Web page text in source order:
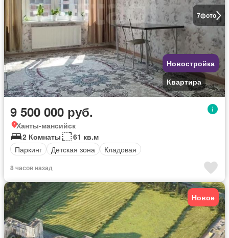
7фото
Новостройка
Квартира
9 500 000 руб.
Ханты-мансийск
2 Комнаты
61 кв.м
Паркинг
Детская зона Кладовая
8 часов назад
Новое